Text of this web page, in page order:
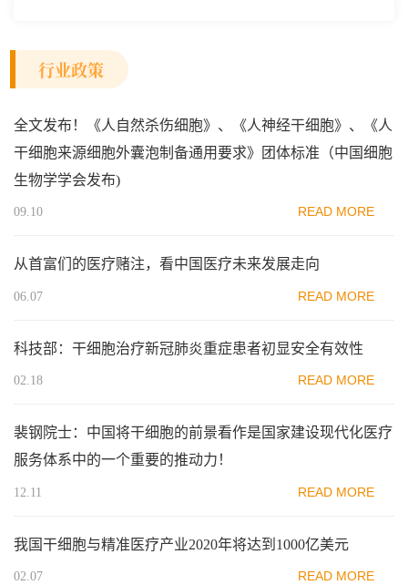
行业政策
全文发布！《人自然杀伤细胞》、《人神经干细胞》、《人
干细胞来源细胞外囊泡制备通用要求》团体标准（中国细胞
生物学学会发布)
09.10 READ MORE
从首富们的医疗赌注，看中国医疗未来发展走向
06.07 READ MORE
科技部：干细胞治疗新冠肺炎重症患者初显安全有效性
02.18 READ MORE
裴钢院士：中国将干细胞的前景看作是国家建设现代化医疗
服务体系中的一个重要的推动力！
12.11 READ MORE
我国干细胞与精准医疗产业2020年将达到1000亿美元
02.07 READ MORE